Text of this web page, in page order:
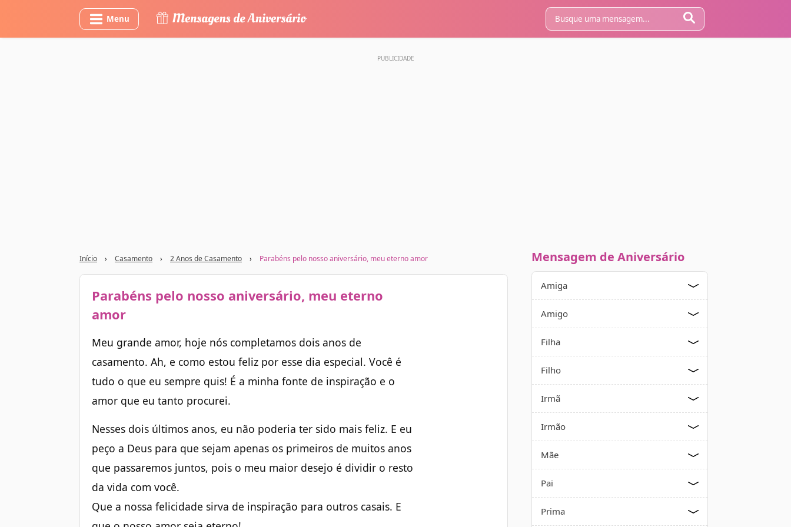
Menu
Início › Casamento › 2 Anos de Casamento › Parabéns pelo nosso aniversário, meu eterno amor
Parabéns pelo nosso aniversário, meu eterno
amor
Meu grande amor, hoje nós completamos dois anos de
casamento. Ah, e como estou feliz por esse dia especial. Você é
tudo o que eu sempre quis! É a minha fonte de inspiração e o
amor que eu tanto procurei.
Nesses dois últimos anos, eu não poderia ter sido mais feliz. E eu
peço a Deus para que sejam apenas os primeiros de muitos anos
que passaremos juntos, pois o meu maior desejo é dividir o resto
da vida com você.
Que a nossa felicidade sirva de inspiração para outros casais. E
Mensagem de Aniversário
Amiga
Amigo
Filha
Filho
Irmã
Irmão
Mãe
Pai
Prima